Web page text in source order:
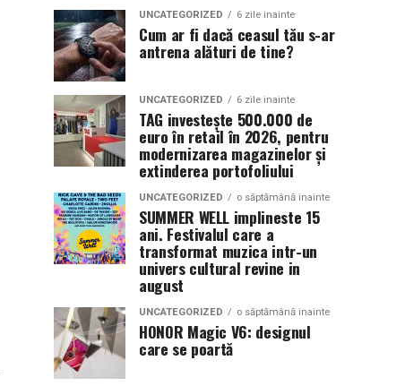
UNCATEGORIZED 6 zile inainte
Cum ar fi dacă ceasul tău s-ar
antrena alături de tine?
UNCATEGORIZED 6 zile inainte
TAG investește 500.000 de
euro în retail în 2026, pentru
modernizarea magazinelor și
extinderea portofoliului
UNCATEGORIZED o săptămână inainte
SUMMER WELL implineste 15
ani. Festivalul care a
transformat muzica intr-un
univers cultural revine in
august
UNCATEGORIZED o săptămână inainte
HONOR Magic V6: designul
care se poartă